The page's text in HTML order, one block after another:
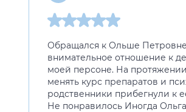
Обращался к Ольше
внимательное отношение к
моей персоне. На
менять курс препаратов и
родственники прибегнули к
Не понравилось Иногда